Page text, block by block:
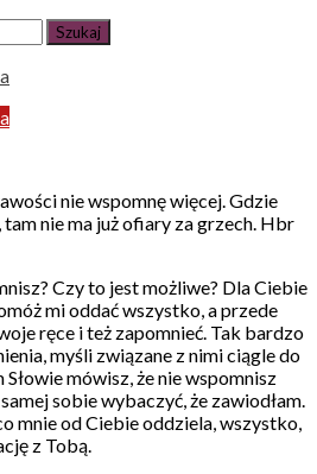
nie wspomnę więcej. Gdzie
nie ma już ofiary za grzech. Hbr
Czy to jest możliwe? Dla Ciebie
mi oddać wszystko, a przede
ręce i też zapomnieć. Tak bardzo
myśli związane z nimi ciągle do
mówisz, że nie wspomnisz
sobie wybaczyć, że zawiodłam.
mnie od Ciebie oddziela, wszystko,
z Tobą.